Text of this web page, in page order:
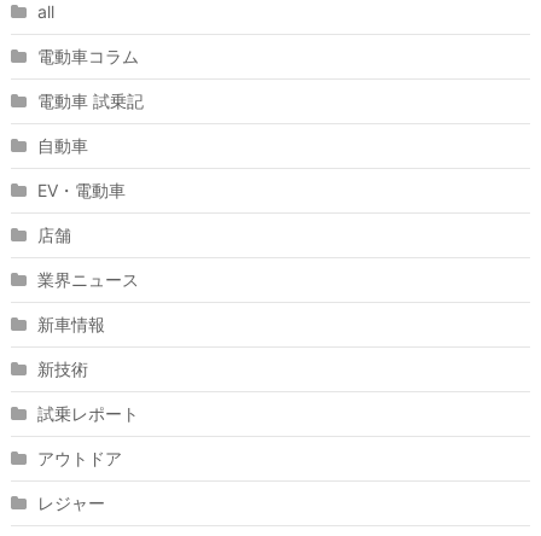
all
電動車コラム
電動車 試乗記
自動車
EV・電動車
店舗
業界ニュース
新車情報
新技術
試乗レポート
アウトドア
レジャー